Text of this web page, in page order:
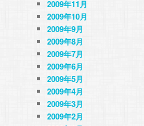
2009年11月
2009年10月
2009年9月
2009年8月
2009年7月
2009年6月
2009年5月
2009年4月
2009年3月
2009年2月